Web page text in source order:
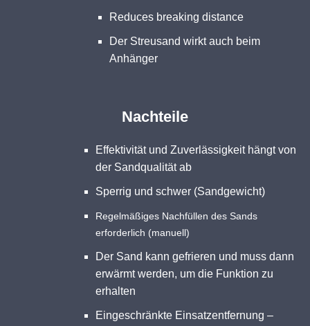
Reduces breaking distance
Der Streusand wirkt auch beim
Anhänger
Nachteile
Effektivität und Zuverlässigkeit hängt von
der Sandqualität ab
Sperrig und schwer (Sandgewicht)
Regelmäßiges Nachfüllen des Sands
erforderlich (manuell)
Der Sand kann gefrieren und muss dann
erwärmt werden, um die Funktion zu
erhalten
Eingeschränkte Einsatzentfernung –